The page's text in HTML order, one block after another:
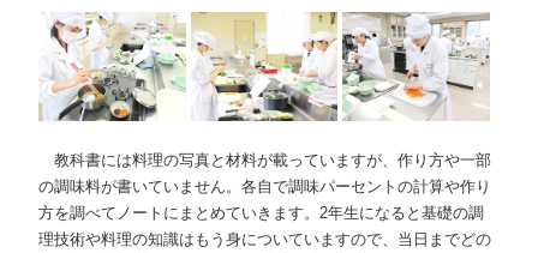
教科書には料理の写真と材料が載っていますが、作り方や一部
の調味料が書いていません。各自で調味パーセントの計算や作り
方を調べてノートにまとめていきます。2年生になると基礎の調
理技術や料理の知識はもう身についていますので、当日までどの